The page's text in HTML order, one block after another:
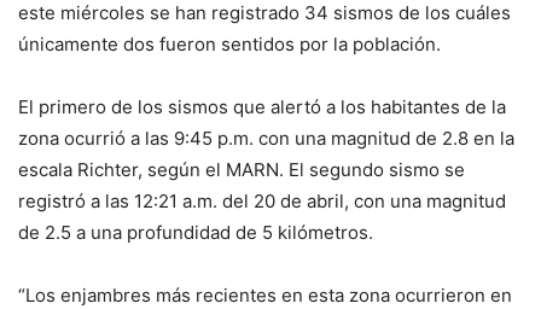
este miércoles se han registrado 34 sismos de los cuáles
únicamente dos fueron sentidos por la población.
El primero de los sismos que alertó a los habitantes de la
zona ocurrió a las 9:45 p.m. con una magnitud de 2.8 en la
escala Richter, según el MARN. El segundo sismo se
registró a las 12:21 a.m. del 20 de abril, con una magnitud
de 2.5 a una profundidad de 5 kilómetros.
“Los enjambres más recientes en esta zona ocurrieron en